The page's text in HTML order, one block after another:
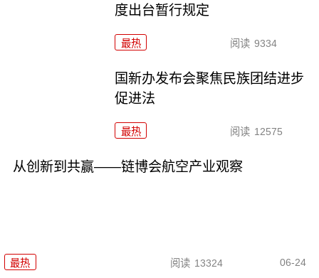
度出台暂行规定
最热 阅读 9334
国新办发布会聚焦民族团结进步
促进法
最热 阅读 12575
从创新到共赢——链博会航空产业观察
最热 阅读 13324 06-24